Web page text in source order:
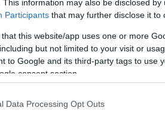
This information may also be disclosed
Participants that may further disclose it to
that this website/app uses one or more
but not limited to your visit or
to Google and its third-party tags to use
consent section.
Data Processing Opt Outs
κατεδάφισε